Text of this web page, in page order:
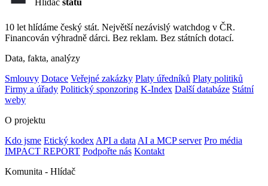
Hlídač státu
10 let hlídáme český stát. Největší nezávislý watchdog v ČR.
Financován výhradně dárci. Bez reklam. Bez státních dotací.
Data, fakta, analýzy
Smlouvy Dotace Veřejné zakázky Platy úředníků Platy politiků
Firmy a úřady Politický sponzoring K-Index Další databáze Státní
weby
O projektu
Kdo jsme Etický kodex API a data AI a MCP server Pro média
IMPACT REPORT Podpořte nás Kontakt
Komunita - Hlídač